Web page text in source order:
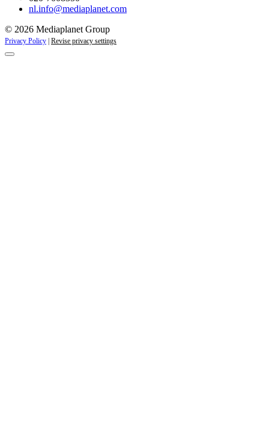
nl.info@mediaplanet.com
© 2026 Mediaplanet Group
Privacy Policy Revise privacy settings